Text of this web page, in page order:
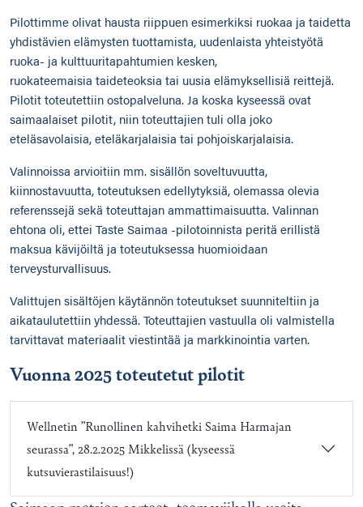
Pilottimme olivat hausta riippuen esimerkiksi ruokaa ja taidetta
yhdistävien elämysten tuottamista, uudenlaista yhteistyötä
ruoka- ja kulttuuritapahtumien kesken,
ruokateemaisia taideteoksia tai uusia elämyksellisiä reittejä.
Pilotit toteutettiin ostopalveluna. Ja koska kyseessä ovat
saimaalaiset pilotit, niin toteuttajien tuli olla joko
eteläsavolaisia, eteläkarjalaisia tai pohjoiskarjalaisia.
Valinnoissa arvioitiin mm. sisällön soveltuvuutta,
kiinnostavuutta, toteutuksen edellytyksiä, olemassa olevia
referenssejä sekä toteuttajan ammattimaisuutta. Valinnan
ehtona oli, ettei Taste Saimaa -pilotoinnista peritä erillistä
maksua kävijöiltä ja toteutuksessa huomioidaan
terveysturvallisuus.
Valittujen sisältöjen käytännön toteutukset suunniteltiin ja
aikataulutettiin yhdessä. Toteuttajien vastuulla oli valmistella
tarvittavat materiaalit viestintää ja markkinointia varten.
Vuonna 2025 toteutetut pilotit
Wellnetin ”Runollinen kahvihetki Saima Harmajan
seurassa”, 28.2.2025 Mikkelissä (kyseessä
kutsuvierastilaisuus!)